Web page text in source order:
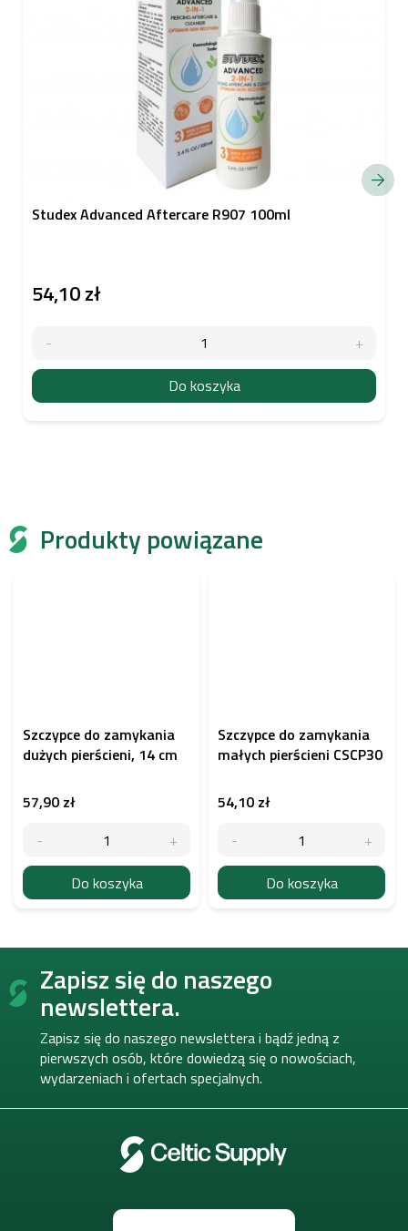
Produkty powiązane
Szczypce do zamykania
dużych pierścieni, 14 cm
57,90 zł
Do koszyka
Szczypce do zamykania
małych pierścieni CSCP30
54,10 zł
Do koszyka
Studex Advanced Aftercare R907 100ml
54,10 zł
Do koszyka
S
Zapisz się do naszego
newslettera.
Zapisz się do naszego newslettera i bądź jedną z
pierwszych osób, które dowiedzą się o nowościach,
wydarzeniach i ofertach specjalnych.